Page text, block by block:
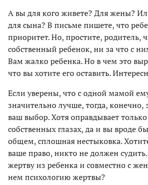
А вы для кого живете? Для жены?
для сына? В письме пишете, что
приоритет. Но, простите, родитель,
собственный ребенок, ни за что с
Вам жалко ребенка. Но в чем это
что вы хотите его оставить.
Если уверены, что с одной мамой
значительно лучше, тогда, конечно,
ваш выбор. Хотя оправдывает
собственных глазах, да и вы вроде
общем, сплошная нестыковка.
ваше право, никто не должен
жертву из ребенка и совместно с
нем психологию жертвы?